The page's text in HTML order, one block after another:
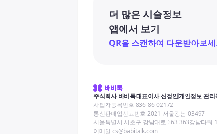
더 많은 시술정보
앱에서 보기
QR을 스캔하여 다운받아보세
주식회사 바비톡대표이사 신정인개인정보 관리
사업자등록번호 836-86-02172
통신판매업신고번호 2021-서울강남-03497
서울특별시 서초구 강남대로 363 363강남타워
이메일 cs@babitalk.com